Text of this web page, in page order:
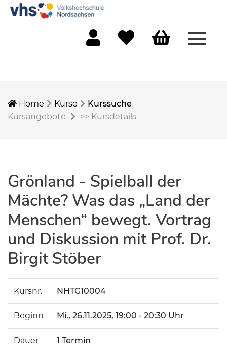
Home Kurse
Kurssuche
Kursangebote
>> Kursdetails
Grönland - Spielball der
Mächte? Was das „Land der
Menschen“ bewegt. Vortrag
und Diskussion mit Prof. Dr.
Birgit Stöber
Kursnr. NHTG10004
Beginn Mi., 26.11.2025, 19:00 - 20:30 Uhr
Dauer 1 Termin